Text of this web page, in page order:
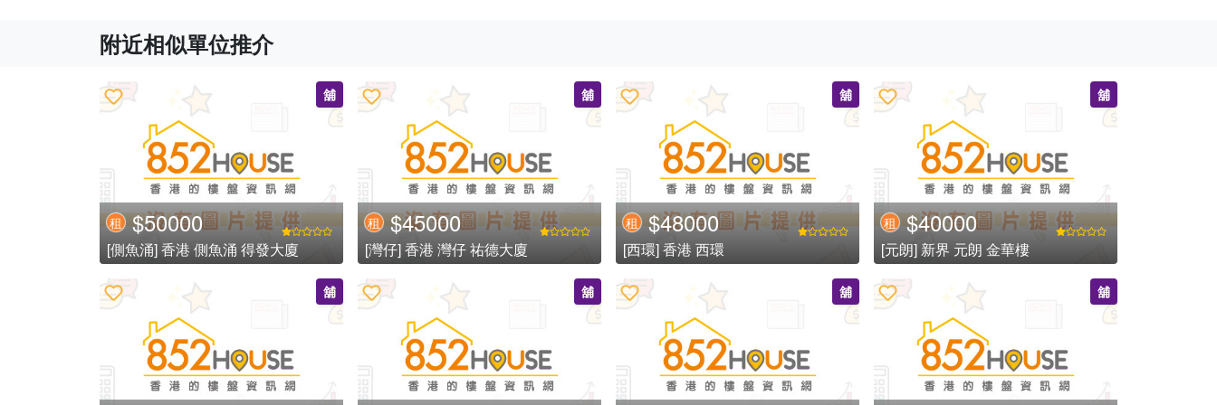
附近相似單位推介
舖
租 $50000
[側魚涌] 香港 側魚涌 得發大廈
舖
租 $45000
[灣仔] 香港 灣仔 祐德大廈
舖
租 $48000
[西環] 香港 西環
舖
租 $40000
[元朗] 新界 元朗 金華樓
舖 舖 舖 舖